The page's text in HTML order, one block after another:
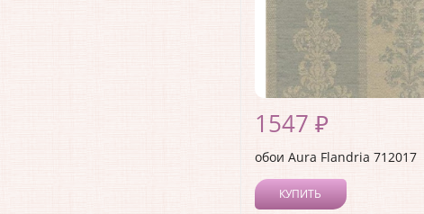
1547 ₽
обои Aura Flandria 712017
КУПИТЬ